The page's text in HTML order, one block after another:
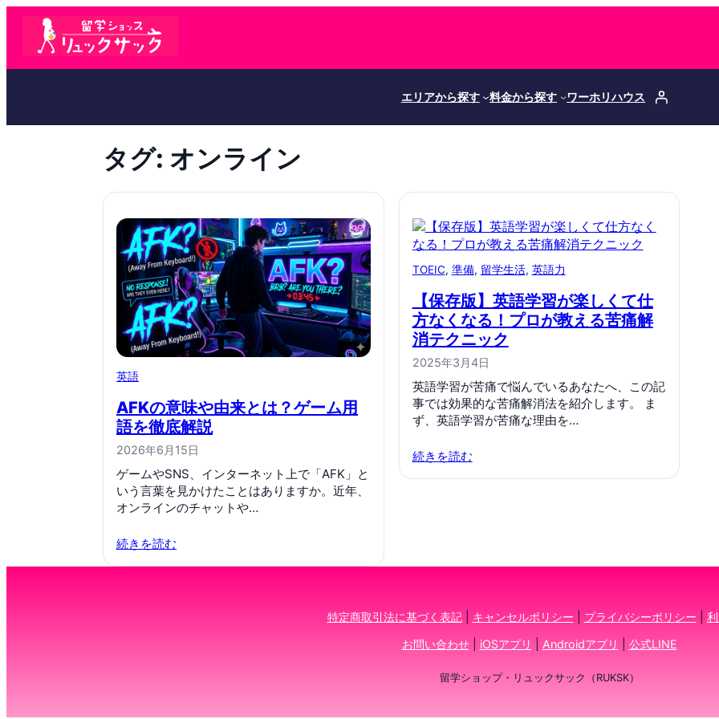
エリアから探す 料金から探す ワーホリハウス
タグ: オンライン
英語
AFKの意味や由来とは？ゲーム用
語を徹底解説
2026年6月15日
ゲームやSNS、インターネット上で「AFK」と
いう言葉を見かけたことはありますか。近年、
オンラインのチャットや…
続きを読む
TOEIC, 準備, 留学生活, 英語力
【保存版】英語学習が楽しくて仕
方なくなる！プロが教える苦痛解
消テクニック
2025年3月4日
英語学習が苦痛で悩んでいるあなたへ、この記
事では効果的な苦痛解消法を紹介します。 ま
ず、英語学習が苦痛な理由を…
続きを読む
特定商取引法に基づく表記| キャンセルポリシー プライバシーポリシー
お問い合わせ| iOSアプリ Androidアプリ 公式LINE
留学ショップ・リュックサック（RUKSK）